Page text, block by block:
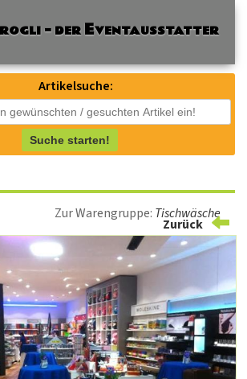
Artikelsuche:
Suche starten!
Zur Warengruppe: Tischwäsche
Zurück